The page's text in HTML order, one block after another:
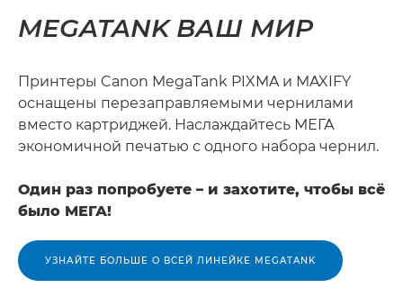
MEGATANK ВАШ МИР
Принтеры Canon MegaTank PIXMA и MAXIFY
оснащены перезаправляемыми чернилами
вместо картриджей. Наслаждайтесь МЕГА
экономичной печатью с одного набора чернил.
Один раз попробуете – и захотите, чтобы всё
было МЕГА!
УЗНАЙТЕ БОЛЬШЕ О ВСЕЙ ЛИНЕЙКЕ MEGATANK